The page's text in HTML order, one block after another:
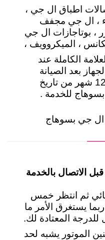
اطباق ال جي ،
، ال جي مجفف
، بوتاجازات ال جي
، الميكروويف ،
الكاملة عند
بعد الصيانة
لمدد تتراوح ما بين 3 اشهر لـ 12 شهر من تاريخ
ال جي بسوهاج
الاتصال بالخدمة
ثم انتظر خمس
يستغرق الأمر ما
المعتادة لك.
الموتور يشبه لحد